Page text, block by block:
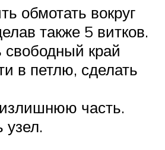
обмотать вокруг
также 5 витков.
свободный край
в петлю, сделать
часть.
узел.